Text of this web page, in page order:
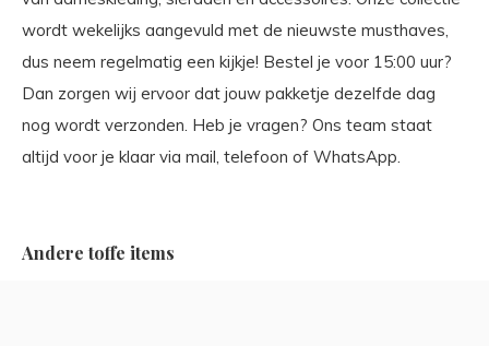
wordt wekelijks aangevuld met de nieuwste musthaves,
dus neem regelmatig een kijkje! Bestel je voor 15:00 uur?
Dan zorgen wij ervoor dat jouw pakketje dezelfde dag
nog wordt verzonden. Heb je vragen? Ons team staat
altijd voor je klaar via mail, telefoon of WhatsApp.
Andere toffe items